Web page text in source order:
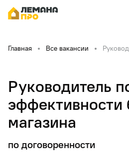
Главная Все вакансии
Руководитель
эффективности
магазина
по договоренности